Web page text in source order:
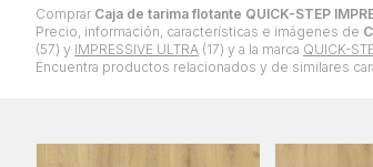
Comprar Caja de tarima flotante QUICK-STEP
Precio, información, características e imágenes de
(57) y IMPRESSIVE ULTRA (17) y a la marca QUICK-
Encuentra productos relacionados y de similares